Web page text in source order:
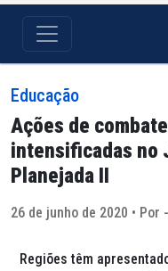
Educação
Ações de
intensificadas no
Planejada II
26 de junho de 2020 • Por -
Regiões têm